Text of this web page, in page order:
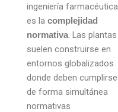
ingeniería farmacéutica
es la complejidad
normativa. Las plantas
suelen construirse en
entornos globalizados
donde deben cumplirse
de forma simultánea
normativas